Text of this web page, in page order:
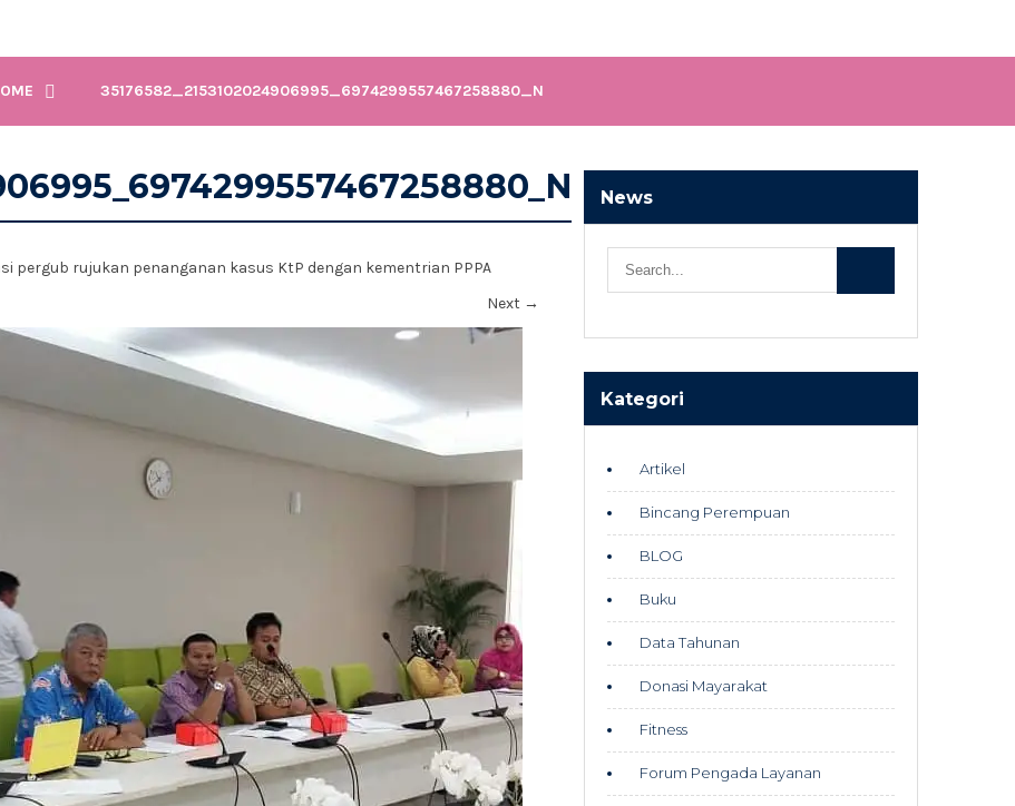
35176582_2153102024906995_6974299557467258880_N
pergub rujukan penanganan kasus KtP dengan kementrian PPPA
Next →
News
Kategori
Artikel
Bincang Perempuan
BLOG
Buku
Data Tahunan
Donasi Mayarakat
Fitness
Forum Pengada Layanan